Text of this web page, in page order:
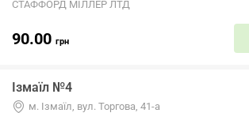
СТАФФОРД МІЛЛЕР ЛТД
90.00 грн
Ізмаїл №4
м. Ізмаїл, вул. Торгова, 41-а